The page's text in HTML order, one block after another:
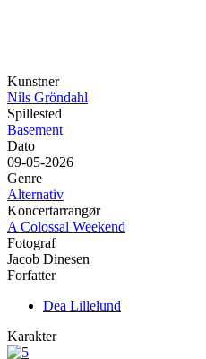
Kunstner
Nils Gröndahl
Spillested
Basement
Dato
09-05-2026
Genre
Alternativ
Koncertarrangør
A Colossal Weekend
Fotograf
Jacob Dinesen
Forfatter
Dea Lillelund
Karakter